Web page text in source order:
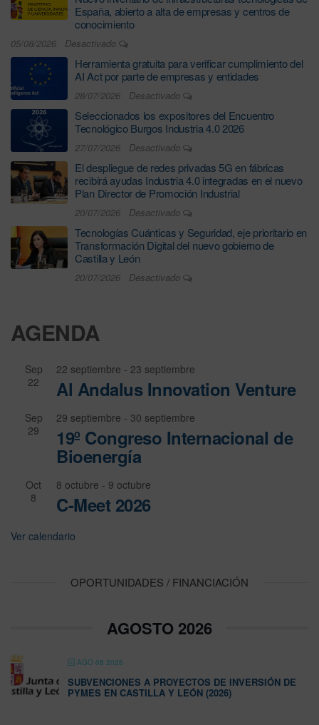
España, abierto a alta de empresas y centros de
conocimiento
05/08/2026 Desactivado
Herramienta gratuita para verificar cumplimiento del
AI Act por parte de empresas y entidades
28/07/2026 Desactivado
Seleccionados los expositores del Encuentro
Tecnológico Burgos Industria 4.0 2026
27/07/2026 Desactivado
El despliegue de redes privadas 5G en fábricas
recibirá ayudas Industria 4.0 integradas en el nuevo
Plan Director de Promoción Industrial
20/07/2026 Desactivado
Tecnologías Cuánticas y Seguridad, eje prioritario en
Transformación Digital del nuevo gobierno de
Castilla y León
20/07/2026 Desactivado
AGENDA
Sep
22
22 septiembre - 23 septiembre
Al Andalus Innovation Venture
Sep
29
29 septiembre - 30 septiembre
19º Congreso Internacional de
Bioenergía
Oct
8
8 octubre - 9 octubre
C-Meet 2026
Ver calendario
OPORTUNIDADES / FINANCIACIÓN
AGOSTO 2026
AGO 08 2026
SUBVENCIONES A PROYECTOS DE INVERSIÓN DE
PYMES EN CASTILLA Y LEÓN (2026)